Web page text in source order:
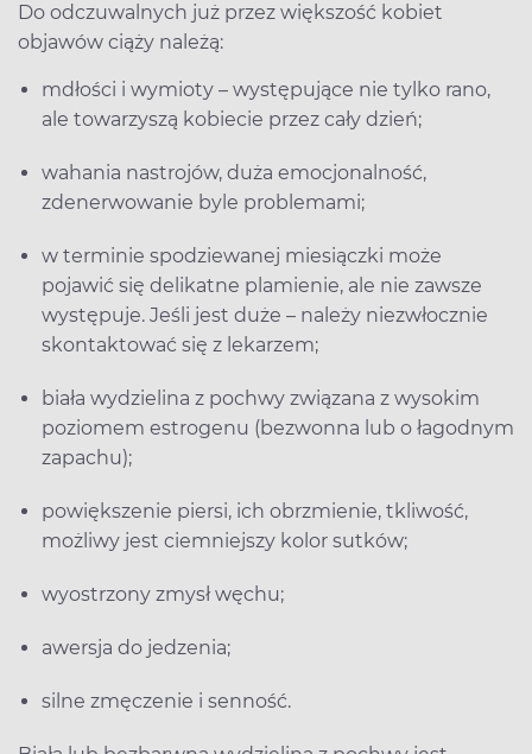
Do odczuwalnych już przez większość kobiet
objawów ciąży należą:
mdłości i wymioty – występujące nie tylko rano,
ale towarzyszą kobiecie przez cały dzień;
wahania nastrojów, duża emocjonalność,
zdenerwowanie byle problemami;
w terminie spodziewanej miesiączki może
pojawić się delikatne plamienie, ale nie zawsze
występuje. Jeśli jest duże – należy niezwłocznie
skontaktować się z lekarzem;
biała wydzielina z pochwy związana z wysokim
poziomem estrogenu (bezwonna lub o łagodnym
zapachu);
powiększenie piersi, ich obrzmienie, tkliwość,
możliwy jest ciemniejszy kolor sutków;
wyostrzony zmysł węchu;
awersja do jedzenia;
silne zmęczenie i senność.